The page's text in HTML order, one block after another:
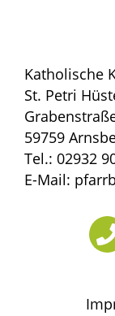
Katholische
St. Petri
59759
Tel.: 02932
E-Mail: